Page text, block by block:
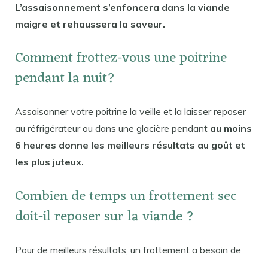
L’assaisonnement s’enfoncera dans la viande
maigre et rehaussera la saveur.
Comment frottez-vous une poitrine
pendant la nuit?
Assaisonner votre poitrine la veille et la laisser reposer
au réfrigérateur ou dans une glacière pendant au moins
6 heures donne les meilleurs résultats au goût et
les plus juteux.
Combien de temps un frottement sec
doit-il reposer sur la viande ?
Pour de meilleurs résultats, un frottement a besoin de